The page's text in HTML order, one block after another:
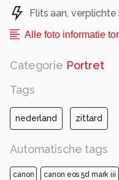
Flits aan,
Alle foto informatie
Categorie Portret
Tags
nederland zittard
Automatische tags
canon canon eos 5d mark iii